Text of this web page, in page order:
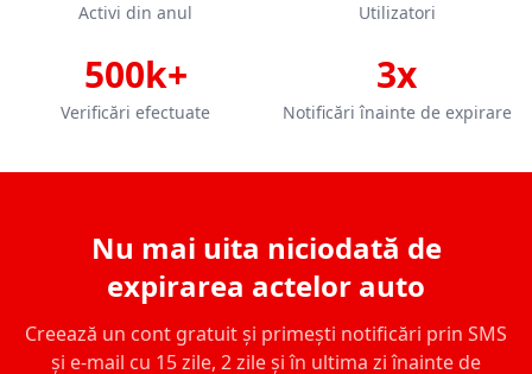
Activi din anul Utilizatori
500k+
Verificări efectuate
3x
Notificări înainte de expirare
Nu mai uita niciodată de
expirarea actelor auto
Creează un cont gratuit și primești notificări prin SMS
și e-mail cu 15 zile, 2 zile și în ultima zi înainte de